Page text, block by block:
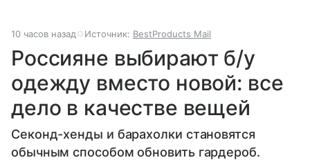
10 часов назад Источник: BestProducts Mail
Россияне выбирают б/у
одежду вместо новой: все
дело в качестве вещей
Секонд-хенды и барахолки становятся
обычным способом обновить гардероб.